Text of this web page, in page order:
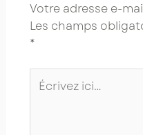
Votre adresse e-
Les champs
*
Écrivez
ici…